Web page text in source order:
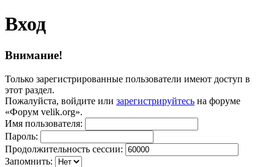
Вход
Внимание!
Только зарегистрированные пользователи имеют доступ в
этот раздел.
Пожалуйста, войдите или зарегистрируйтесь на форуме
«Форум velik.org».
Имя пользователя:
Пароль:
Продолжительность сессии:
Запомнить: